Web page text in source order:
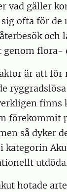
vad gäller
ofta för de
och
genom flora-
är att
finns
förekommit
så dyker
kategorin
hotade